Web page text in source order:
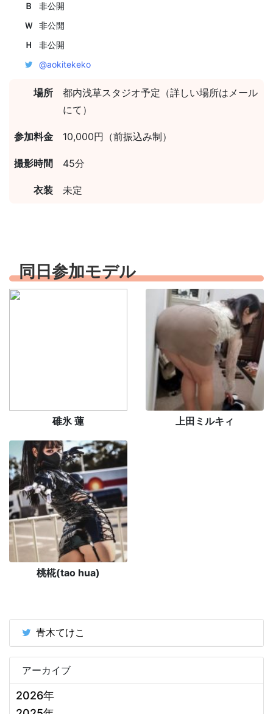
Ｂ
非公開
Ｗ
非公開
Ｈ
非公開
@aokitekeko
場所
都内浅草スタジオ予定（詳しい場所はメール
にて）
参加料金 10,000円（前振込み制）
撮影時間 45分
衣装 未定
同日参加モデル
碓氷 蓮 上田ミルキィ
桃椛(tao hua)
青木てけこ
アーカイブ
2026年